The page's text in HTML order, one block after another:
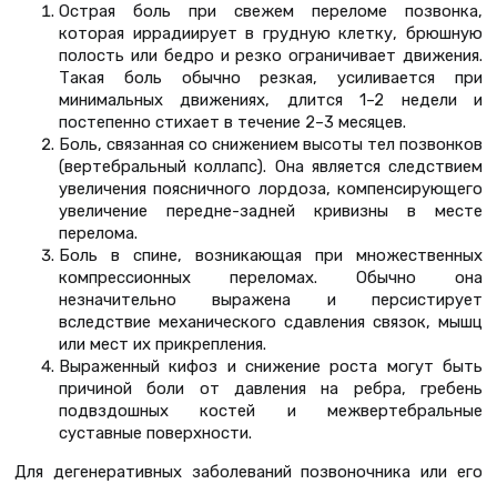
Острая боль при свежем переломе позвонка,
которая иррадиирует в грудную клетку, брюшную
полость или бедро и резко ограничивает движения.
Такая боль обычно резкая, усиливается при
минимальных движениях, длится 1–2 недели и
постепенно стихает в течение 2–3 месяцев.
Боль, связанная со снижением высоты тел позвонков
(вертебральный коллапс). Она является следствием
увеличения поясничного лордоза, компенсирующего
увеличение передне-задней кривизны в месте
перелома.
Боль в спине, возникающая при множественных
компрессионных переломах. Обычно она
незначительно выражена и персистирует
вследствие механического сдавления связок, мышц
или мест их прикрепления.
Выраженный кифоз и снижение роста могут быть
причиной боли от давления на ребра, гребень
подвздошных костей и межвертебральные
суставные поверхности.
Для дегенеративных заболеваний позвоночника или его